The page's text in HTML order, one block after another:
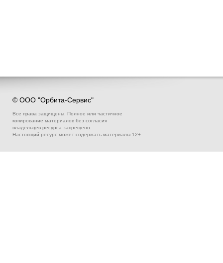
© ООО "Орбита-Сервис"
Все права защищены. Полное или частичное
копирование материалов без согласия
владельцев ресурса запрещено.
Настоящий ресурс может содержать материалы 12+